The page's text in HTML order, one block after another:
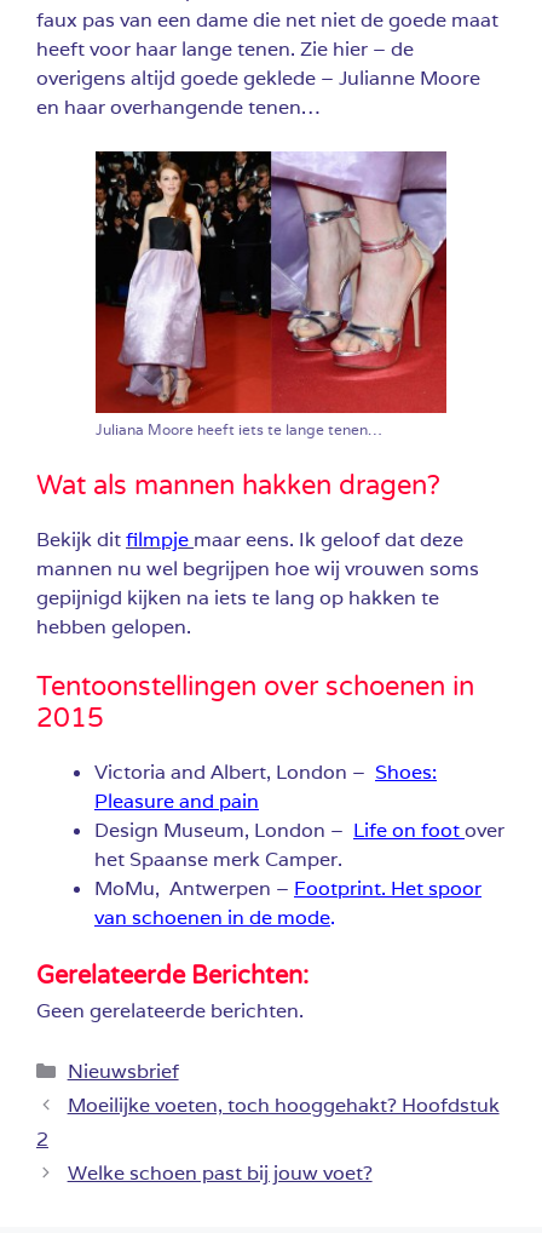
faux pas van een dame die net niet de goede maat
heeft voor haar lange tenen. Zie hier – de
overigens altijd goede geklede – Julianne Moore
en haar overhangende tenen…
Juliana Moore heeft iets te lange tenen…
Wat als mannen hakken dragen?
Bekijk ditfilmpje maar eens. Ik geloof dat deze
mannen nu wel begrijpen hoe wij vrouwen soms
gepijnigd kijken na iets te lang op hakken te
hebben gelopen.
Tentoonstellingen over schoenen in
2015
Victoria and Albert, London – Shoes:
Pleasure and pain
Design Museum, London – Life on footover
het Spaanse merk Camper.
MoMu, Antwerpen – Footprint. Het spoor
van schoenen in de mode.
Gerelateerde Berichten:
Geen gerelateerde berichten.
Categorieën
Nieuwsbrief
Moeilijke voeten, toch hooggehakt? Hoofdstuk
2
Welke schoen past bij jouw voet?